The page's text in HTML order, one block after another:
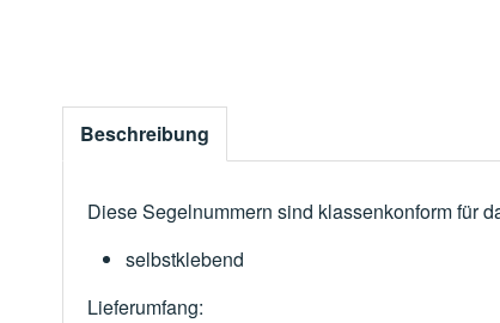
Beschreibung
Diese Segelnummern sind klassenkonform für
selbstklebend
Lieferumfang: